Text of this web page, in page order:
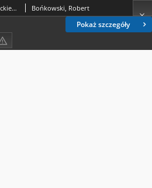
Pokaż szczegóły
Etapy standaryzacji języka bośniackiego Bońkowski, Robert